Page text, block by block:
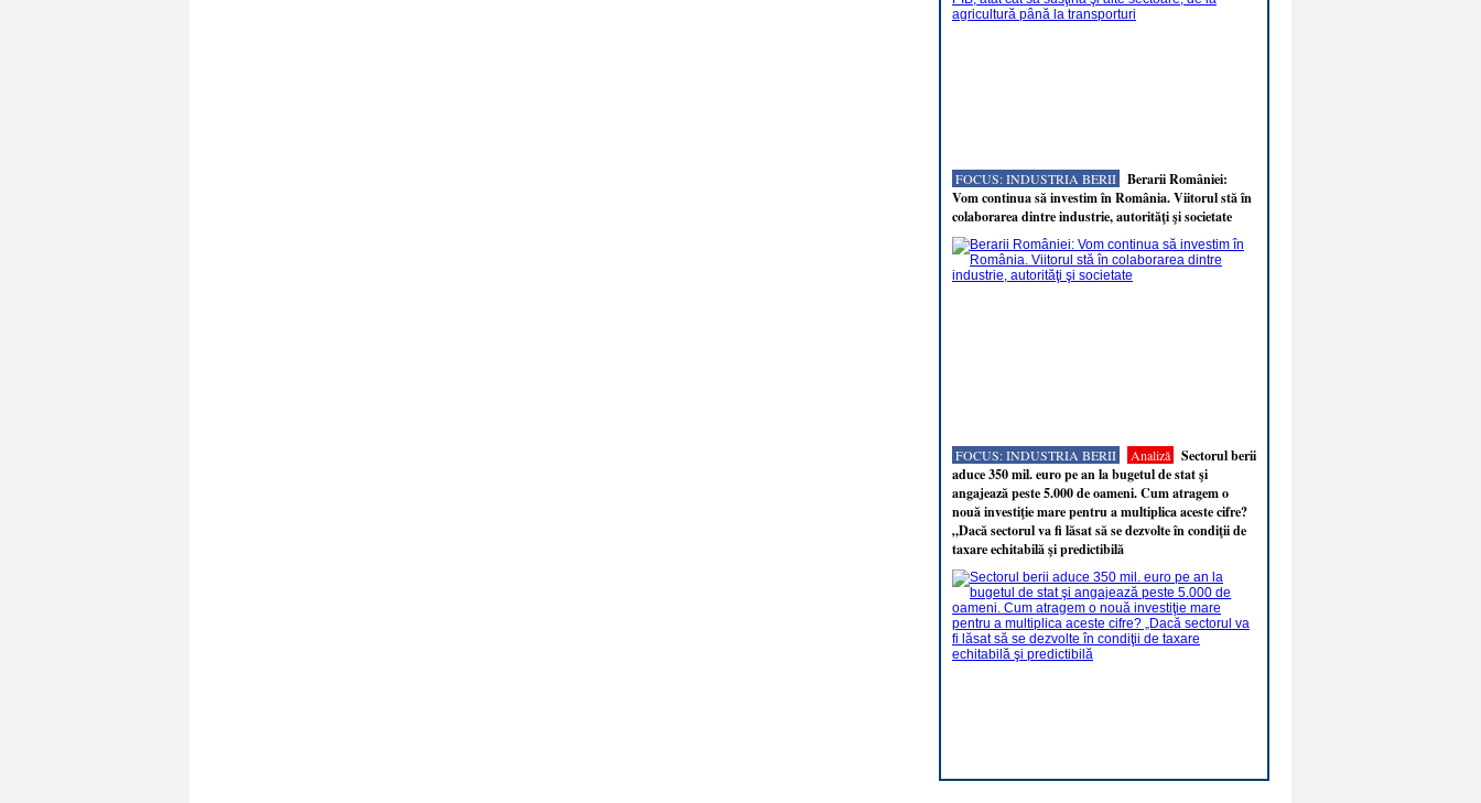
FOCUS: INDUSTRIA BERII
Berarii României:
Vom continua să investim în România. Viitorul stă în
colaborarea dintre industrie, autorităţi şi societate
FOCUS: INDUSTRIA BERII Analiză
Sectorul berii
aduce 350 mil. euro pe an la bugetul de stat şi
angajează peste 5.000 de oameni. Cum atragem o
nouă investiţie mare pentru a multiplica aceste cifre?
„Dacă sectorul va fi lăsat să se dezvolte în condiţii de
taxare echitabilă şi predictibilă